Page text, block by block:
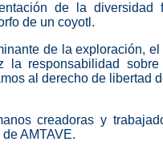
de la diversidad
de un coyotl.
de la exploración, el
la responsabilidad sobre
al derecho de libertad
creadoras y
AMTAVE.